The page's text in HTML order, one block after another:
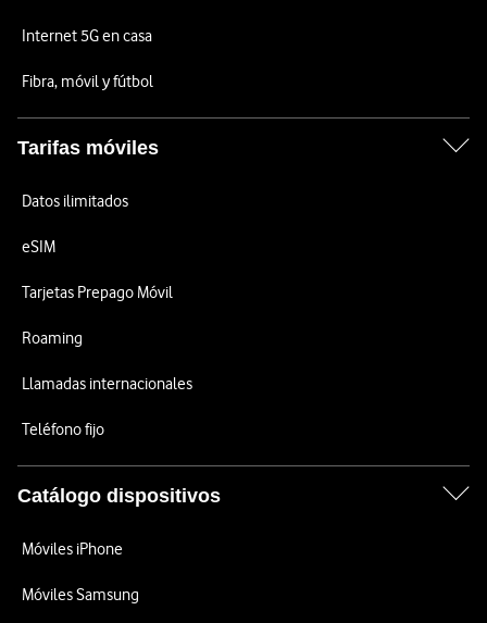
Internet 5G en casa
Fibra, móvil y fútbol
Tarifas móviles
Datos ilimitados
eSIM
Tarjetas Prepago Móvil
Roaming
Llamadas internacionales
Teléfono fijo
Catálogo dispositivos
Móviles iPhone
Móviles Samsung